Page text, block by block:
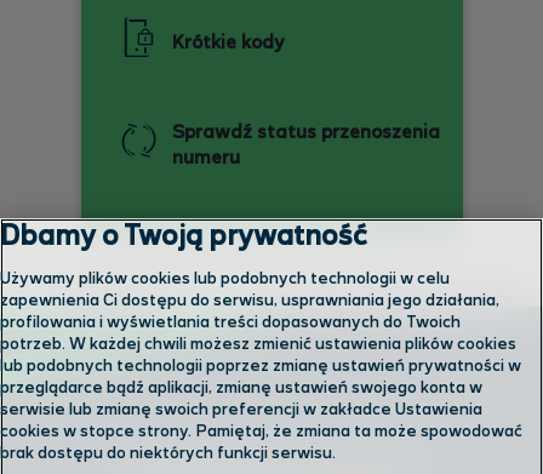
Krótkie kody
Sprawdź status przenoszenia
numeru
Dbamy o Twoją prywatność
Używamy plików cookies lub podobnych technologii w celu
zapewnienia Ci dostępu do serwisu, usprawniania jego działania,
profilowania i wyświetlania treści dopasowanych do Twoich
potrzeb. W każdej chwili możesz zmienić ustawienia plików cookies
lub podobnych technologii poprzez zmianę ustawień prywatności w
przeglądarce bądź aplikacji, zmianę ustawień swojego konta w
serwisie lub zmianę swoich preferencji w zakładce Ustawienia
cookies w stopce strony. Pamiętaj, że zmiana ta może spowodować
brak dostępu do niektórych funkcji serwisu.